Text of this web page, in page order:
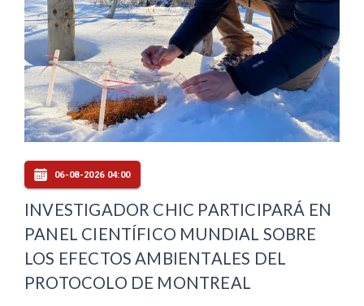
06-08-2026 04:00
INVESTIGADOR CHIC PARTICIPARÁ EN
PANEL CIENTÍFICO MUNDIAL SOBRE
LOS EFECTOS AMBIENTALES DEL
PROTOCOLO DE MONTREAL